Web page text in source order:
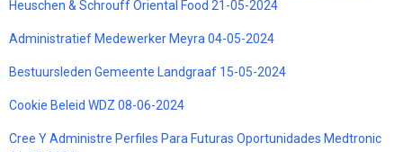
Heuschen & Schrouff Oriental Food 21-05-2024
Administratief Medewerker Meyra 04-05-2024
Bestuursleden Gemeente Landgraaf 15-05-2024
Cookie Beleid WDZ 08-06-2024
Cree Y Administre Perfiles Para Futuras Oportunidades Medtronic